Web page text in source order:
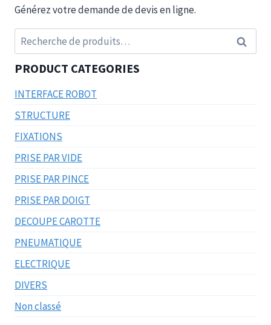
Générez votre demande de devis en ligne.
Recherche
pour :
PRODUCT CATEGORIES
INTERFACE ROBOT
STRUCTURE
FIXATIONS
PRISE PAR VIDE
PRISE PAR PINCE
PRISE PAR DOIGT
DECOUPE CAROTTE
PNEUMATIQUE
ELECTRIQUE
DIVERS
Non classé